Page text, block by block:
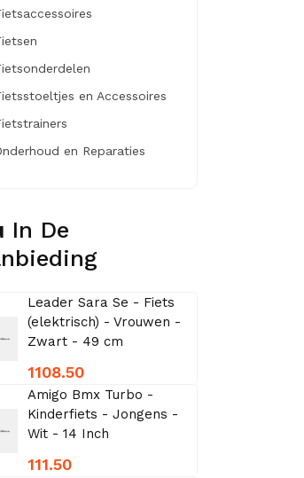
en Accessoires
en Reparaties
In De
Leader Sara Se - Fiets
(elektrisch) - Vrouwen -
Zwart - 49 cm
1108.50
Amigo Bmx Turbo -
Kinderfiets - Jongens -
Wit - 14 Inch
111.50